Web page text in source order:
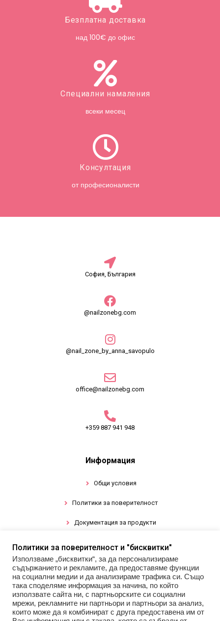
Безплатна доставка
над 100€ до офис
Специални намаления
всеки месец
Консултация
от професионалисти
София, България
@nailzonebg.com
@nail_zone_by_anna_savopulo
office@nailzonebg.com
+359 887 941 948
Информация
Общи условия
Политики за поверителност
Документация за продукти
Промоции
Гел лак
Инструменти
Декорации за нокти
Политики за поверителност и "бисквитки"
Използваме „бисквитки“, за да персонализираме
съдържанието и рекламите, да предоставяме функции
на социални медии и да анализираме трафика си. Също
така споделяме информация за начина, по който
използвате сайта ни, с партньорските си социални
мрежи, рекламните ни партньори и партньори за анализ,
които може да я комбинират с друга предоставена им от